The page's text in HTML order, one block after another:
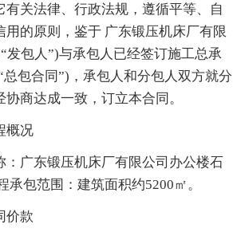
有关法律、行政法规，遵循平等、自
用的原则，鉴于 广东锻压机床厂有限
发包人”)与承包人已经签订施工总承
包合同”)，承包人和分包人双方就分
商达成一致，订立本合同。
概况
：广东锻压机床厂有限公司办公楼石
承包范围：建筑面积约5200㎡。
价款